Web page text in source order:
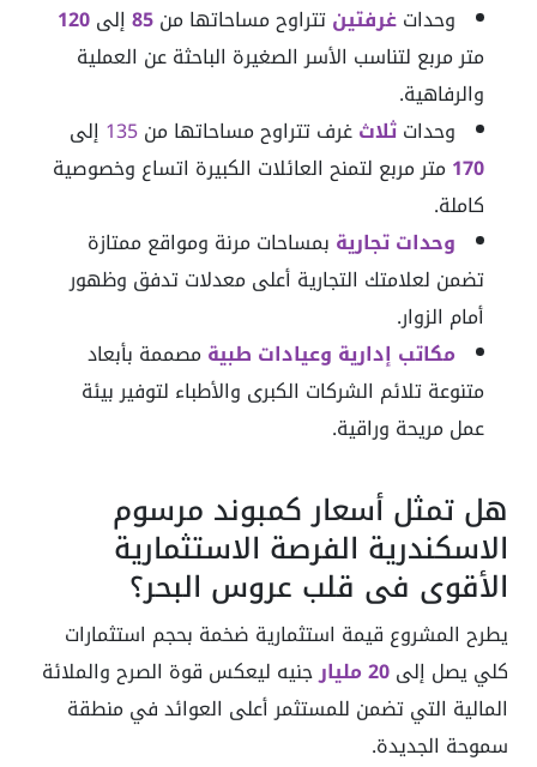
وحداتغرفتينتتراوح مساحاتها من85إلى120
متر مربع لتناسب الأسر الصغيرة الباحثة عن العملية
والرفاهية.
وحداتثلاثغرف تتراوح مساحاتها من135 إلى
170 متر مربع لتمنح العائلات الكبيرة اتساع وخصوصية
كاملة.
وحدات تجارية بمساحات مرنة ومواقع ممتازة
تضمن لعلامتك التجارية أعلى معدلات تدفق وظهور
أمام الزوار.
مكاتب إدارية وعيادات طبية مصممة بأبعاد
متنوعة تلائم الشركات الكبرى والأطباء لتوفير بيئة
عمل مريحة وراقية.
هل تمثل أسعار كمبوند مرسوم
الاسكندرية الفرصة الاستثمارية
الأقوى في قلب عروس البحر؟
يطرح المشروع قيمة استثمارية ضخمة بحجم استثمارات
كلي يصل إلى
جنيه ليعكس قوة الصرح والملائة
المالية التي تضمن للمستثمر أعلى العوائد في منطقة
سموحة الجديدة.